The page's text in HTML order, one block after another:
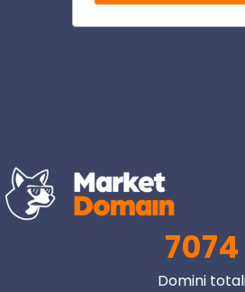
7074
Domini